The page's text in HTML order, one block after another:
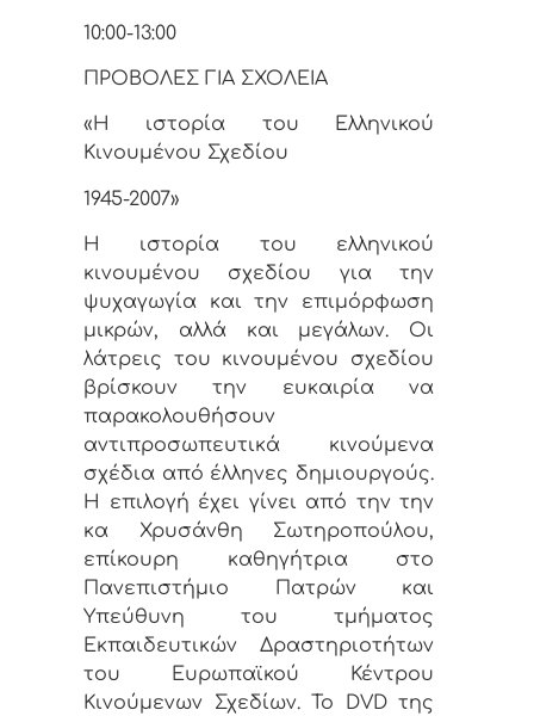
10:00-13:00
ΠΡΟΒΟΛΕΣ ΓΙΑ ΣΧΟΛΕΙΑ
«Η ιστορία του Ελληνικού
Κινουμένου Σχεδίου
1945-2007»
Η ιστορία του ελληνικού
κινουμένου σχεδίου για την
ψυχαγωγία και την επιμόρφωση
μικρών, αλλά και μεγάλων. Οι
λάτρεις του κινουμένου σχεδίου
βρίσκουν την ευκαιρία να
παρακολουθήσουν
αντιπροσωπευτικά κινούμενα
σχέδια από έλληνες δημιουργούς.
H επιλογή έχει γίνει από την την
κα Χρυσάνθη Σωτηροπούλου,
επίκουρη καθηγήτρια στο
Πανεπιστήμιο Πατρών και
Υπεύθυνη του τμήματος
Εκπαιδευτικών Δραστηριοτήτων
του Ευρωπαϊκού Κέντρου
Κινούμενων Σχεδίων. To DVD της